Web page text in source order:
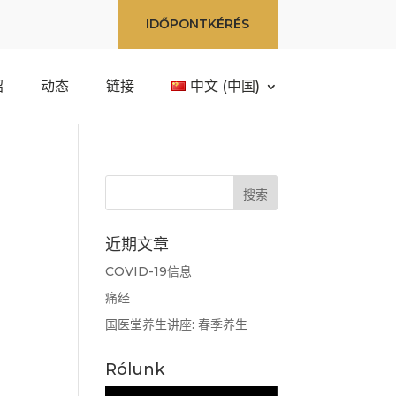
IDŐPONTKÉRÉS
动态 链接 中文 (中国)
近期文章
COVID-19信息
痛经
国医堂养生讲座: 春季养生
Rólunk